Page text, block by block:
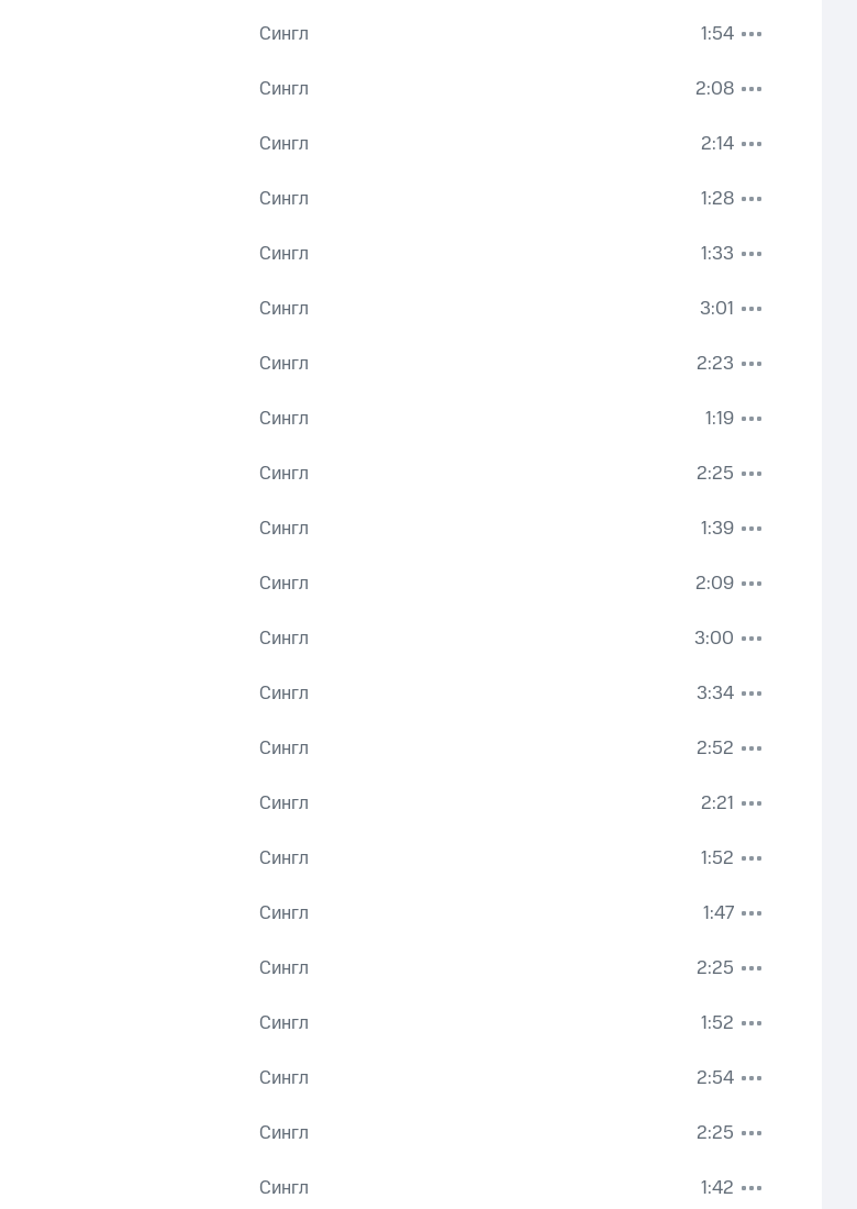
Сингл
1:54
Сингл
2:08
Сингл
2:14
Сингл
1:28
Сингл
1:33
Сингл
3:01
Сингл
2:23
Сингл
1:19
Сингл
2:25
Сингл
1:39
Сингл
2:09
Сингл
3:00
Сингл
3:34
Сингл
2:52
Сингл
2:21
Сингл
1:52
Сингл
1:47
Сингл
2:25
Сингл
1:52
Сингл
2:54
Сингл
2:25
Сингл 1:42